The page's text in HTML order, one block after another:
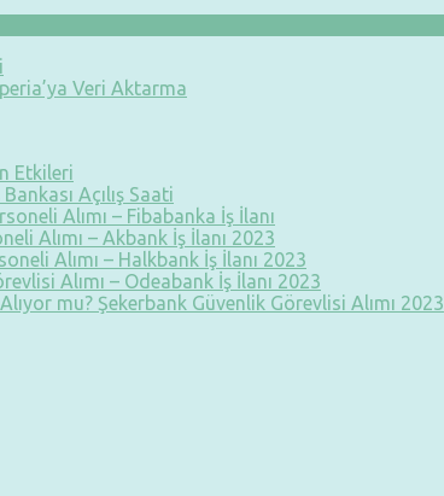
Veri Aktarma
Etkileri
Açılış Saati
Alımı – Fibabanka İş İlanı
Alımı – Akbank İş İlanı 2023
Alımı – Halkbank İş İlanı 2023
Alımı – Odeabank İş İlanı 2023
mu? Şekerbank Güvenlik Görevlisi Alımı 2023